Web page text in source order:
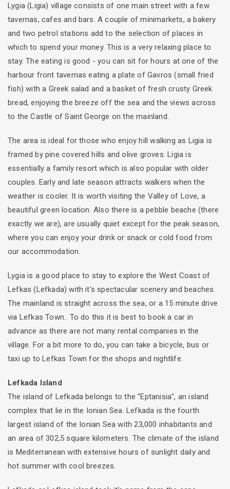
Lygia (Ligia) village consists of one main street with a few
tavernas, cafes and bars. A couple of minimarkets, a bakery
and two petrol stations add to the selection of places in
which to spend your money. This is a very relaxing place to
stay. The eating is good - you can sit for hours at one of the
harbour front tavernas eating a plate of Gavros (small fried
fish) with a Greek salad and a basket of fresh crusty Greek
bread, enjoying the breeze off the sea and the views across
to the Castle of Saint George on the mainland.
The area is ideal for those who enjoy hill walking as Ligia is
framed by pine covered hills and olive groves. Ligia is
essentially a family resort which is also popular with older
couples. Early and late season attracts walkers when the
weather is cooler. It is worth visiting the Valley of Love, a
beautiful green location. Also there is a pebble beache (there
exactly we are), are usually quiet except for the peak season,
where you can enjoy your drink or snack or cold food from
our accommodation.
Lygia is a good place to stay to explore the West Coast of
Lefkas (Lefkada) with it's spectacular scenery and beaches.
The mainland is straight across the sea, or a 15 minute drive
via Lefkas Town.. To do this it is best to book a car in
advance as there are not many rental companies in the
village. For a bit more to do, you can take a bicycle, bus or
taxi up to Lefkas Town for the shops and nightlife.
Lefkada Island
The island of Lefkada belongs to the "Eptanisia", an island
complex that lie in the Ionian Sea. Lefkada is the fourth
largest island of the Ionian Sea with 23,000 inhabitants and
an area of 302,5 square kilometers. The climate of the island
is Mediterranean with extensive hours of sunlight daily and
hot summer with cool breezes.